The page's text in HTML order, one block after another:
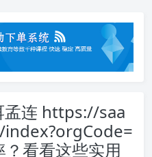
孟连 https://saa
看看这些实用